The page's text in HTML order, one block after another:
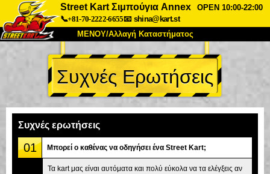
Street Kart Σιμπούγια Annex
OPEN 10:00-22:00
📞+81-70-2222-6655📧 shina@kart.st
ΜΕΝΟΥ/Αλλαγή Καταστήματος
ΚΥΡΙΩΣ
Σχετικά Προδιαγραφές Τιμές
Συχνές Ερωτήσεις
Εταιρεία
Αλλαγή Καταστήματος
Τόκιο Σινάγαουα #1 Τόκιο Ακίχαμπαρα #1
Συχνές Ερωτήσεις
Συχνές ερωτήσεις
01 Μπορεί ο καθένας να οδηγήσει ένα Street Kart;
Τα kart μας είναι αυτόματα και πολύ εύκολα να τα ελέγξεις αν